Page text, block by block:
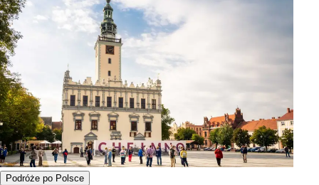
Podróże po Polsce